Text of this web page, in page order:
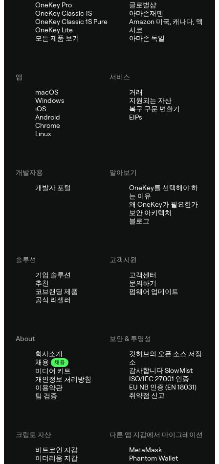
OneKey Pro
OneKey Classic 1S
OneKey Classic 1S Pure
OneKey Lite
모든 제품 보기
글로벌샵
아마존재팬
Amazon 미국, 캐나다, 멕
시코
아마존 독일
앱
macOS
Windows
iOS
Android
Chrome
Linux
서비스
거래
지원되는 자산
복구 구문 변환기
EIPs
개발자용
개발자 포털
알아보기
OneKey를 선택해야 하
는 이유
왜 OneKey가 필요한가
보안 아키텍처
블로그
솔루션
기업 솔루션
추천
코브랜딩 제품
공식 리셀러
고객지원
고객센터
문의하기
펌웨어 업데이트
About
회사소개
채용
채용
미디어 키트
개인정보 처리방침
이용약관
팀 검증
보안 & 투명성
깃허브의 오픈 소스 저장
소
감사합니다 SlowMist
ISO/IEC 27001 인증
EU NB 인증 (EN 18031)
취약점 신고
크립토 자산
비트코인 지갑
이더리움 지갑
다른 앱 지갑에서 마이그레이션
MetaMask
Phantom Wallet